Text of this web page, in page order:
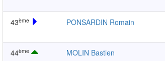
43ème PONSARDIN Romain
44ème MOLIN Bastien